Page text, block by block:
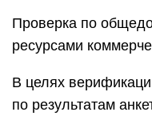
Проверка по
ресурсами
В целях
по результатам